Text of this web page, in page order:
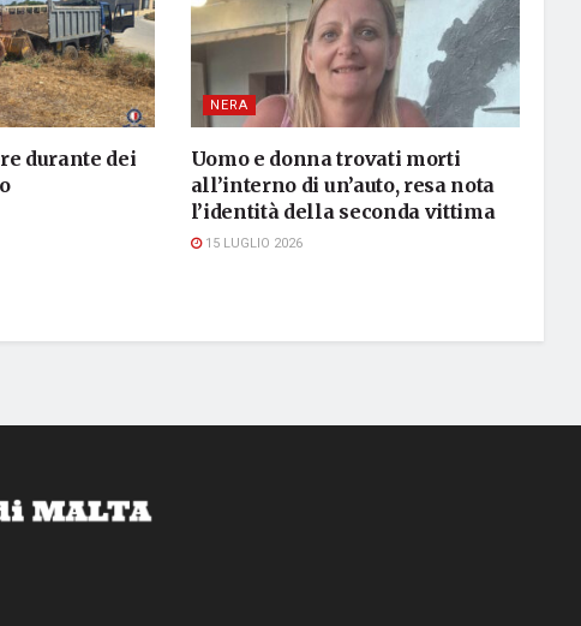
durante dei
NERA
Uomo e donna trovati morti
all’interno di un’auto, resa nota
l’identità della seconda vittima
15 LUGLIO 2026